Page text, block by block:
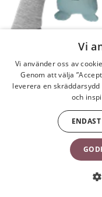
Vi
Vi använder oss av
Genom att välja
leverera en
och